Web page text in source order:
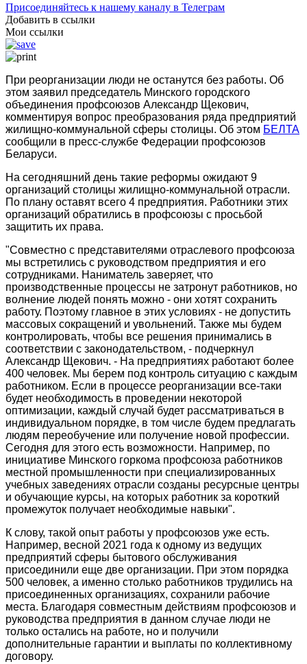
Присоединяйтесь к нашему каналу в Телеграм
Добавить в ссылки
Мои ссылки
При реорганизации люди не останутся без работы. Об
этом заявил председатель Минского городского
объединения профсоюзов Александр Щекович,
комментируя вопрос преобразования ряда предприятий
жилищно-коммунальной сферы столицы. Об этом БЕЛТА
сообщили в пресс-службе Федерации профсоюзов
Беларуси.
На сегодняшний день такие реформы ожидают 9
организаций столицы жилищно-коммунальной отрасли.
По плану оставят всего 4 предприятия. Работники этих
организаций обратились в профсоюзы с просьбой
защитить их права.
"Совместно с представителями отраслевого профсоюза
мы встретились с руководством предприятия и его
сотрудниками. Наниматель заверяет, что
производственные процессы не затронут работников, но
волнение людей понять можно - они хотят сохранить
работу. Поэтому главное в этих условиях - не допустить
массовых сокращений и увольнений. Также мы будем
контролировать, чтобы все решения принимались в
соответствии с законодательством, - подчеркнул
Александр Щекович. - На предприятиях работают более
400 человек. Мы берем под контроль ситуацию с каждым
работником. Если в процессе реорганизации все-таки
будет необходимость в проведении некоторой
оптимизации, каждый случай будет рассматриваться в
индивидуальном порядке, в том числе будем предлагать
людям переобучение или получение новой профессии.
Сегодня для этого есть возможности. Например, по
инициативе Минского горкома профсоюза работников
местной промышленности при специализированных
учебных заведениях отрасли созданы ресурсные центры
и обучающие курсы, на которых работник за короткий
промежуток получает необходимые навыки".
К слову, такой опыт работы у профсоюзов уже есть.
Например, весной 2021 года к одному из ведущих
предприятий сферы бытового обслуживания
присоединили еще две организации. При этом порядка
500 человек, а именно столько работников трудились на
присоединенных организациях, сохранили рабочие
места. Благодаря совместным действиям профсоюзов и
руководства предприятия в данном случае люди не
только остались на работе, но и получили
дополнительные гарантии и выплаты по коллективному
договору.